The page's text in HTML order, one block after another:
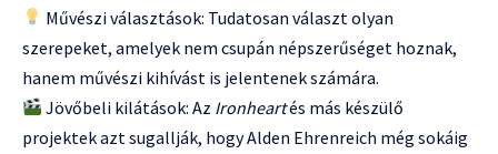
Művészi választások: Tudatosan választ olyan
szerepeket, amelyek nem csupán népszerűséget hoznak,
hanem művészi kihívást is jelentenek számára.
Jövőbeli kilátások: Az Ironheartés más készülő
projektek azt sugallják, hogy Alden Ehrenreich még sokáig